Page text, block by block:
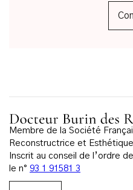
Membre de la Société
Reconstructrice et Esthétique
Inscrit au conseil de l’ordre
le n° 93 1 91581 3